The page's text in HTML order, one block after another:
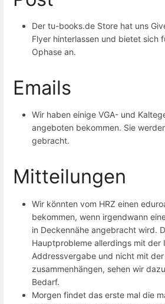
Der tu-books.de Store hat uns
Flyer hinterlassen und bietet sich
Ophase an.
Emails
Wir haben einige VGA- und
angeboten bekommen. Sie
gebracht.
Mitteilungen
Wir könnten vom HRZ einen
bekommen, wenn irgendwann
in Deckennähe angebracht wird.
Hauptprobleme allerdings mit der
Addressvergabe und nicht mit
zusammenhängen, sehen wir
Bedarf.
Morgen findet das erste mal die